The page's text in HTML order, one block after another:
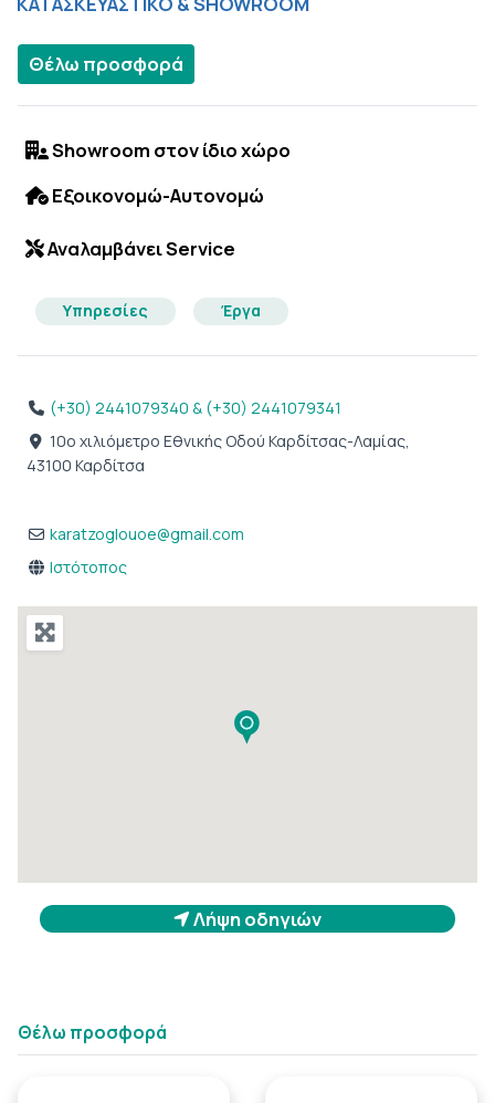
Θέλω προσφορά
Showroom στον ίδιο χώρο
Εξοικονομώ-Αυτονομώ
Αναλαμβάνει Service
Υπηρεσίες Έργα
(+30) 2441079340 & (+30) 2441079341
10ο χιλιόμετρο Εθνικής Οδού Καρδίτσας-Λαμίας,
43100 Καρδίτσα
karatzoglouoe@gmail.com
Ιστότοπος
Λήψη οδηγιών
Θέλω προσφορά